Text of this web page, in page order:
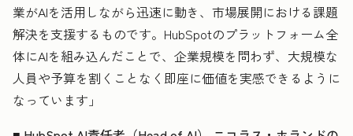
業がAIを活用しながら迅速に動き、市場展開における課題
解決を支援するものです。HubSpotのプラットフォーム全
体にAIを組み込んだことで、企業規模を問わず、大規模な
人員や予算を割くことなく即座に価値を実感できるように
なっています」